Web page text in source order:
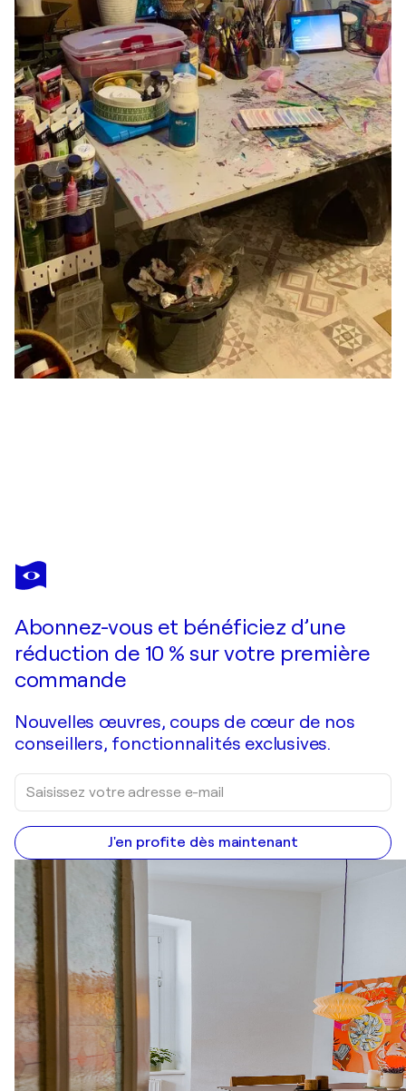
MONIKA WEISS
Lose Enden
Abonnez-vous et bénéficiez d’une
réduction de 10 % sur votre première
commande
Nouvelles œuvres, coups de cœur de nos
conseillers, fonctionnalités exclusives.
J'en profite dès maintenant